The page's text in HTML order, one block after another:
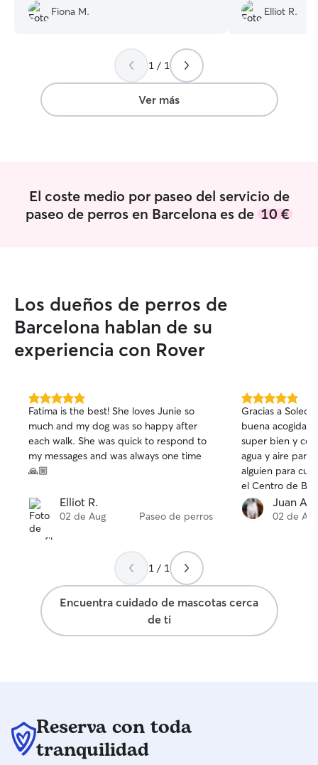
Fiona M.
🙏🏼
Elliot R.
1 / 1
Ver más
El coste medio por paseo del servicio de
paseo de perros en Barcelona es de 10 €
Los dueños de perros de
Barcelona hablan de su
experiencia con Rover
5.0
de
5
estrellas
Fatima is the best! She loves Junie so
much and my dog was so happy after
each walk. She was quick to respond to
my messages and was always one time
🙏🏼
Elliot R.
02 de Aug Paseo de perros
5.0
de
5
estrellas
Gracias a
buena acogida
super bien y
agua y aire para
alguien para
el Centro de Barcelona,
buscar a Soledad
Juan A.
02 de Aug
1 / 1
Encuentra cuidado de mascotas cerca
de ti
Reserva con toda
tranquilidad